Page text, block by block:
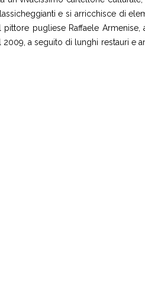
e si arricchisce di
pugliese Raffaele Armenise,
a seguito di lunghi restauri e